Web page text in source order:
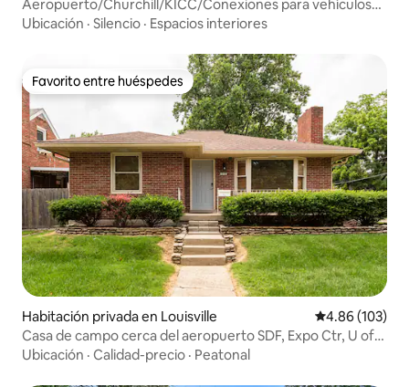
Aeropuerto/Churchill/KICC/Conexiones para vehículos
eléctricos
Ubicación · Silencio · Espacios interiores
Favorito entre huéspedes
Favorito entre huéspedes
Habitación privada en Louisville Calificación
4.86 (103)
Casa de campo cerca del aeropuerto SDF, Expo Ctr, U of
L,
Ubicación · Calidad-precio · Peatonal